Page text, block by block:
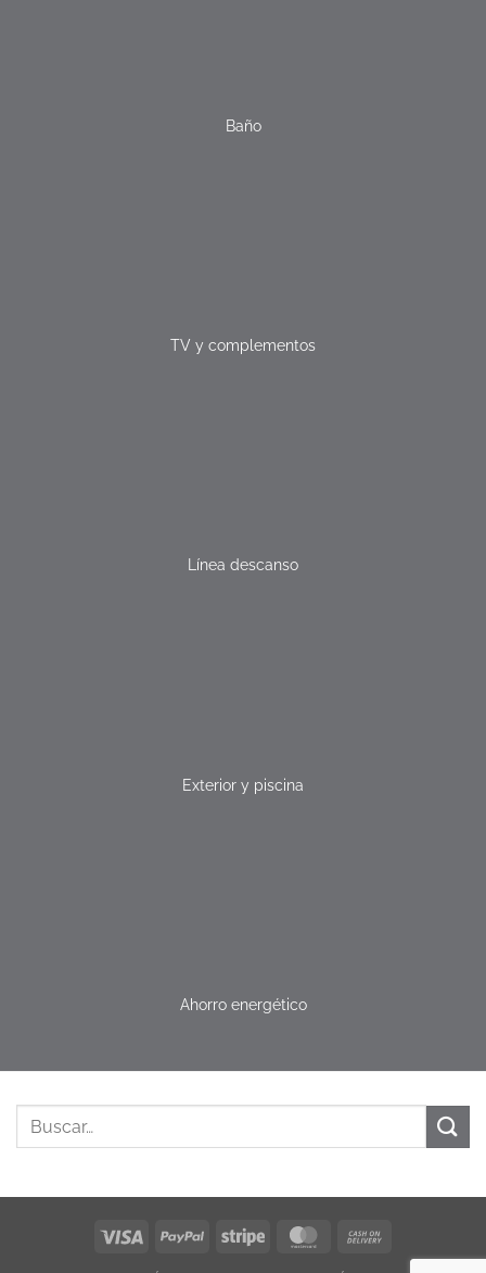
Baño
TV y complementos
Línea descanso
Exterior y piscina
Ahorro energético
Visa PayPal Stripe MasterCard